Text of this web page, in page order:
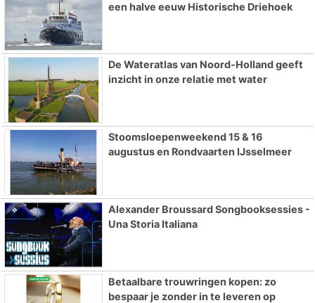
een halve eeuw Historische Driehoek
De Wateratlas van Noord-Holland geeft
inzicht in onze relatie met water
Stoomsloepenweekend 15 & 16
augustus en Rondvaarten IJsselmeer
Alexander Broussard Songbooksessies -
Una Storia Italiana
Betaalbare trouwringen kopen: zo
bespaar je zonder in te leveren op